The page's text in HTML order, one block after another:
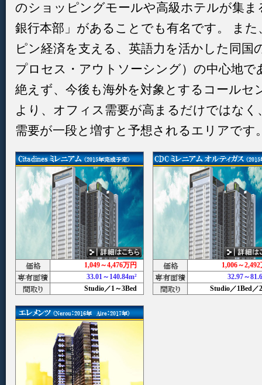
のショッピングモールや高級ホテルが集
銀行本部」があることでも有名です。 ま
ピン経済を支える、英語力を活かした同国
プロセス・アウトソーシング）の中心地で
絶えず、今後も海外を対象とするコールセ
より、オフィス需要が高まるだけではなく
需要が一段と増すと予想されるエリアです
1,049～4,476万円
1,006～
33.01～140.84m²
32.97～
Studio／1～3Bed
Studio／1Bed